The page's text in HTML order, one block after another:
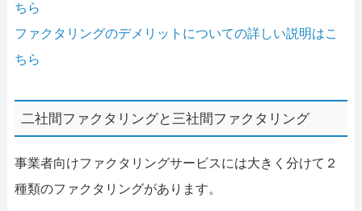
ちら
ファクタリングのデメリットについての詳しい説明はこ
ちら
二社間ファクタリングと三社間ファクタリング
事業者向けファクタリングサービスには大きく分けて２
種類のファクタリングがあります。